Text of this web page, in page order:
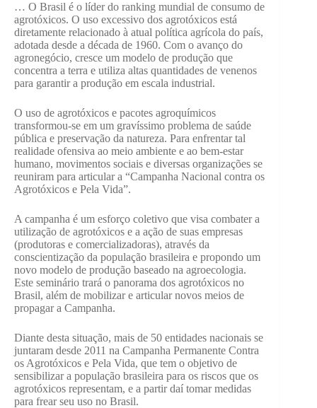
… O Brasil é o líder do ranking mundial de consumo de
agrotóxicos. O uso excessivo dos agrotóxicos está
diretamente relacionado à atual política agrícola do país,
adotada desde a década de 1960. Com o avanço do
agronegócio, cresce um modelo de produção que
concentra a terra e utiliza altas quantidades de venenos
para garantir a produção em escala industrial.
O uso de agrotóxicos e pacotes agroquímicos
transformou-se em um gravíssimo problema de saúde
pública e preservação da natureza. Para enfrentar tal
realidade ofensiva ao meio ambiente e ao bem-estar
humano, movimentos sociais e diversas organizações se
reuniram para articular a “Campanha Nacional contra os
Agrotóxicos e Pela Vida”.
A campanha é um esforço coletivo que visa combater a
utilização de agrotóxicos e a ação de suas empresas
(produtoras e comercializadoras), através da
conscientização da população brasileira e propondo um
novo modelo de produção baseado na agroecologia.
Este seminário trará o panorama dos agrotóxicos no
Brasil, além de mobilizar e articular novos meios de
propagar a Campanha.
Diante desta situação, mais de 50 entidades nacionais se
juntaram desde 2011 na Campanha Permanente Contra
os Agrotóxicos e Pela Vida, que tem o objetivo de
sensibilizar a população brasileira para os riscos que os
agrotóxicos representam, e a partir daí tomar medidas
para frear seu uso no Brasil.